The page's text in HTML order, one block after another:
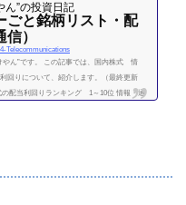
”の投資日記
と銘柄リスト・配
）
Telecommunications
やん”です。 この記事では、国内株式 情
回りについて、紹介します。（最終更新
の配当利回りランキング 1～10位 情報・通